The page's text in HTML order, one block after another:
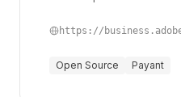
l’activité commerciale,
gestion simplifiée et plus
Open Source Payant